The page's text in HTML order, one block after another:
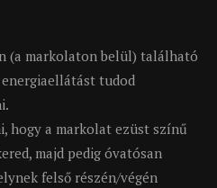
(a markolaton belül) található
tudod
hogy a markolat ezüst színű
majd pedig óvatósan
felső részén/végén